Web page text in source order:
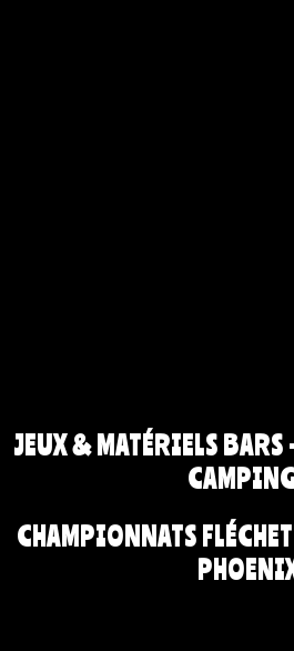
JEUX & MATÉRIELS BARS
CHAMPIONNATS